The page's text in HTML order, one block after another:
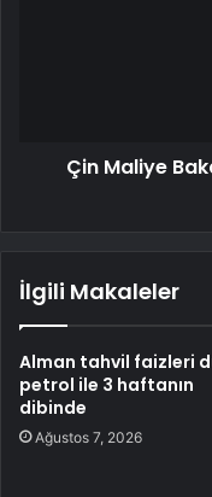
Çin Maliye
İlgili Makaleler
Alman tahvil faizleri
petrol ile 3 haftanın
dibinde
Ağustos 7, 2026